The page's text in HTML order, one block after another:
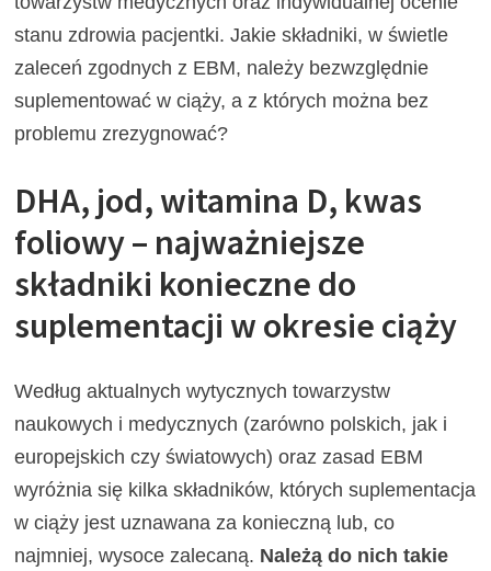
stanu zdrowia pacjentki. Jakie składniki, w świetle
zaleceń zgodnych z EBM, należy bezwzględnie
suplementować w ciąży, a z których można bez
problemu zrezygnować?
DHA, jod, witamina D, kwas
foliowy – najważniejsze
składniki konieczne do
suplementacji w okresie ciąży
Według aktualnych wytycznych towarzystw
naukowych i medycznych (zarówno polskich, jak i
europejskich czy światowych) oraz zasad EBM
wyróżnia się kilka składników, których suplementacja
w ciąży jest uznawana za konieczną lub, co
najmniej, wysoce zalecaną. Należą do nich takie